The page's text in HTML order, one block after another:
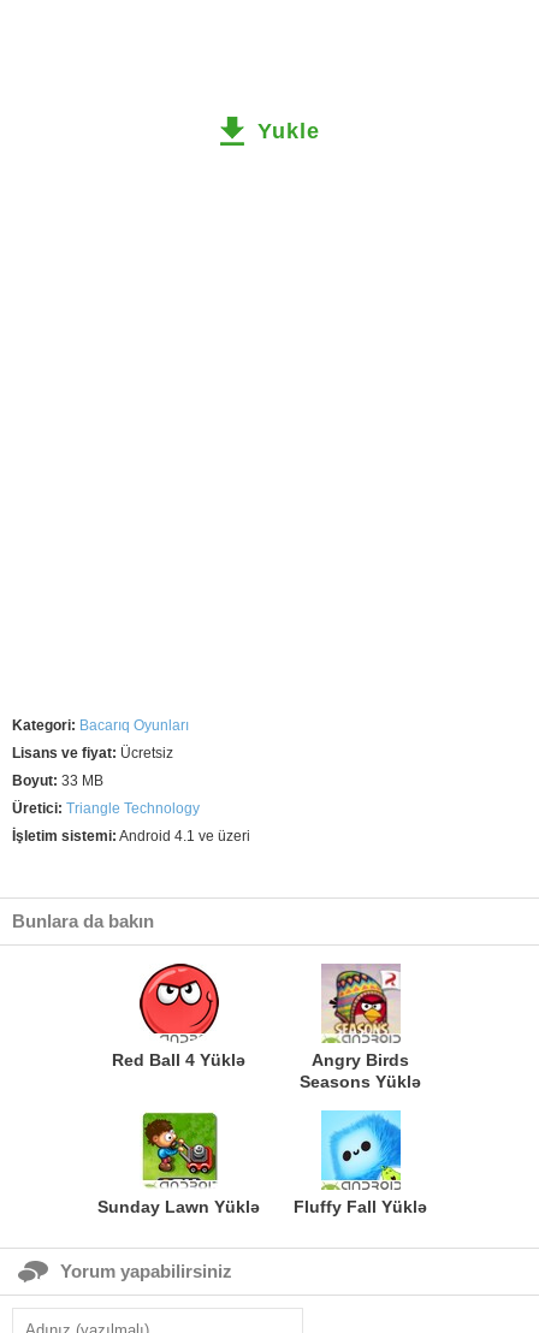
Yukle
Kategori: Bacarıq Oyunları
Lisans ve fiyat: Ücretsiz
Boyut: 33 MB
Üretici: Triangle Technology
İşletim sistemi: Android 4.1 ve üzeri
Bunlara da bakın
Red Ball 4 Yüklə
Angry Birds
Seasons Yüklə
Sunday Lawn Yüklə Fluffy Fall Yüklə
Yorum yapabilirsiniz